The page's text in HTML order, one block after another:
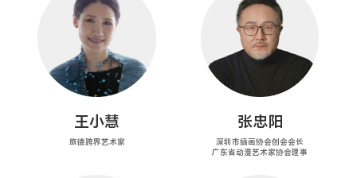
王小慧
旅德跨界艺术家
张忠阳
深圳市插画协会创会会长
广东省动漫艺术家协会理事